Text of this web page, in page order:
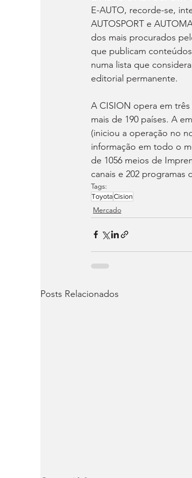
E-AUTO, recorde-se,
AUTOSPORT e
dos mais procurados
que publicam
numa lista que
editorial permanente.
A CISION opera em
mais de 190 países. A
(iniciou a operação no
informação em todo o
de 1056 meios de
canais e 202 programas
Tags:
ToyotaCision
Mercado
Posts Relacionados